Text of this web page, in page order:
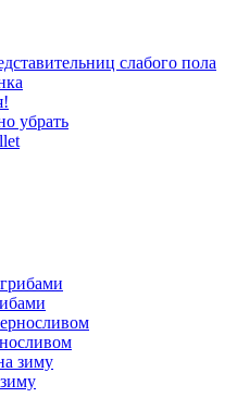
слабого пола
убрать